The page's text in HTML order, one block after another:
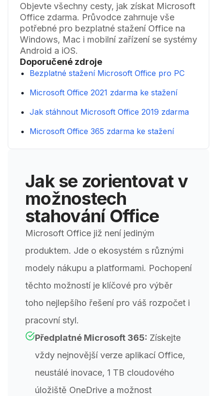
Objevte všechny cesty, jak získat Microsoft
Office zdarma. Průvodce zahrnuje vše
potřebné pro bezplatné stažení Office na
Windows, Mac i mobilní zařízení se systémy
Android a iOS.
Doporučené zdroje
Bezplatné stažení Microsoft Office pro PC
Microsoft Office 2021 zdarma ke stažení
Jak stáhnout Microsoft Office 2019 zdarma
Microsoft Office 365 zdarma ke stažení
Jak se zorientovat v
možnostech
stahování Office
Microsoft Office již není jediným
produktem. Jde o ekosystém s různými
modely nákupu a platformami. Pochopení
těchto možností je klíčové pro výběr
toho nejlepšího řešení pro váš rozpočet i
pracovní styl.
Předplatné Microsoft 365: Získejte
vždy nejnovější verze aplikací Office,
neustálé inovace, 1 TB cloudového
úložiště OneDrive a možnost